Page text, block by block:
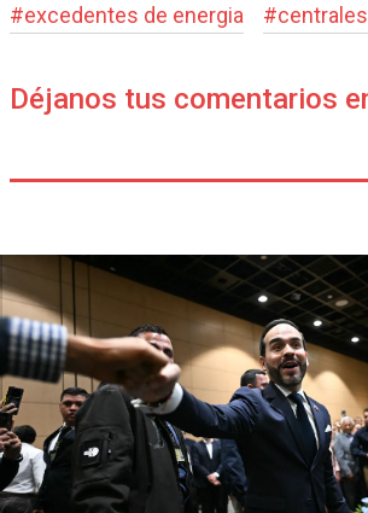
#excedentes de energia #
Déjanos tus comentarios